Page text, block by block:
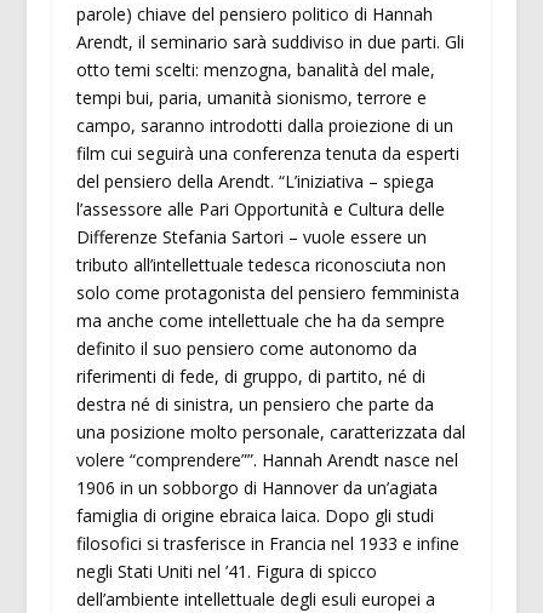
parole) chiave del pensiero politico di Hannah
Arendt, il seminario sarà suddiviso in due parti. Gli
otto temi scelti: menzogna, banalità del male,
tempi bui, paria, umanità sionismo, terrore e
campo, saranno introdotti dalla proiezione di un
film cui seguirà una conferenza tenuta da esperti
del pensiero della Arendt. “L’iniziativa – spiega
l’assessore alle Pari Opportunità e Cultura delle
Differenze Stefania Sartori – vuole essere un
tributo all’intellettuale tedesca riconosciuta non
solo come protagonista del pensiero femminista
ma anche come intellettuale che ha da sempre
definito il suo pensiero come autonomo da
riferimenti di fede, di gruppo, di partito, né di
destra né di sinistra, un pensiero che parte da
una posizione molto personale, caratterizzata dal
volere “comprendere””. Hannah Arendt nasce nel
1906 in un sobborgo di Hannover da un’agiata
famiglia di origine ebraica laica. Dopo gli studi
filosofici si trasferisce in Francia nel 1933 e infine
negli Stati Uniti nel ’41. Figura di spicco
dell’ambiente intellettuale degli esuli europei a